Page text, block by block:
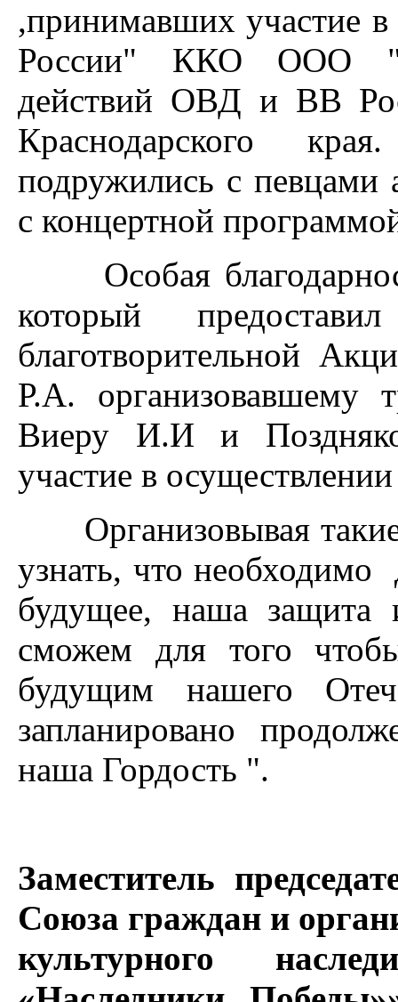
,принимавших участие
России" ККО ООО
действий ОВД и ВВ
Краснодарского
подружились с певцами
с концертной
Особая
который
благотворительной
Р.А. организовавшему
Виеру И.И и
участие в
Организовывая
узнать, что
будущее, наша
сможем для того
будущим нашего
запланировано
наша Гордость ".
Заместитель
Союза граждан и
культурного